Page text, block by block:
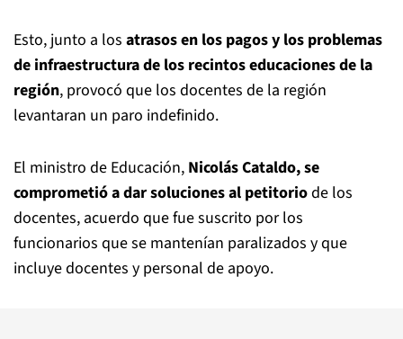
Esto, junto a los atrasos en los pagos y los problemas
de infraestructura de los recintos educaciones de la
región, provocó que los docentes de la región
levantaran un paro indefinido.
El ministro de Educación, Nicolás Cataldo, se
comprometió a dar soluciones al petitoriode los
docentes, acuerdo que fue suscrito por los
funcionarios que se mantenían paralizados y que
incluye docentes y personal de apoyo.